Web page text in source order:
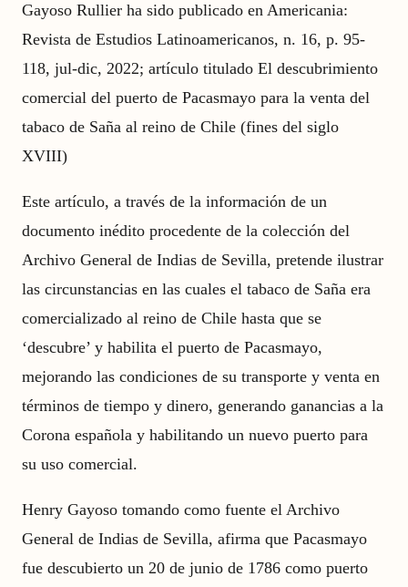
Gayoso Rullier ha sido publicado en Americania:
Revista de Estudios Latinoamericanos, n. 16, p. 95-
118, jul-dic, 2022; artículo titulado El descubrimiento
comercial del puerto de Pacasmayo para la venta del
tabaco de Saña al reino de Chile (fines del siglo
XVIII)
Este artículo, a través de la información de un
documento inédito procedente de la colección del
Archivo General de Indias de Sevilla, pretende ilustrar
las circunstancias en las cuales el tabaco de Saña era
comercializado al reino de Chile hasta que se
‘descubre’ y habilita el puerto de Pacasmayo,
mejorando las condiciones de su transporte y venta en
términos de tiempo y dinero, generando ganancias a la
Corona española y habilitando un nuevo puerto para
su uso comercial.
Henry Gayoso tomando como fuente el Archivo
General de Indias de Sevilla, afirma que Pacasmayo
fue descubierto un 20 de junio de 1786 como puerto